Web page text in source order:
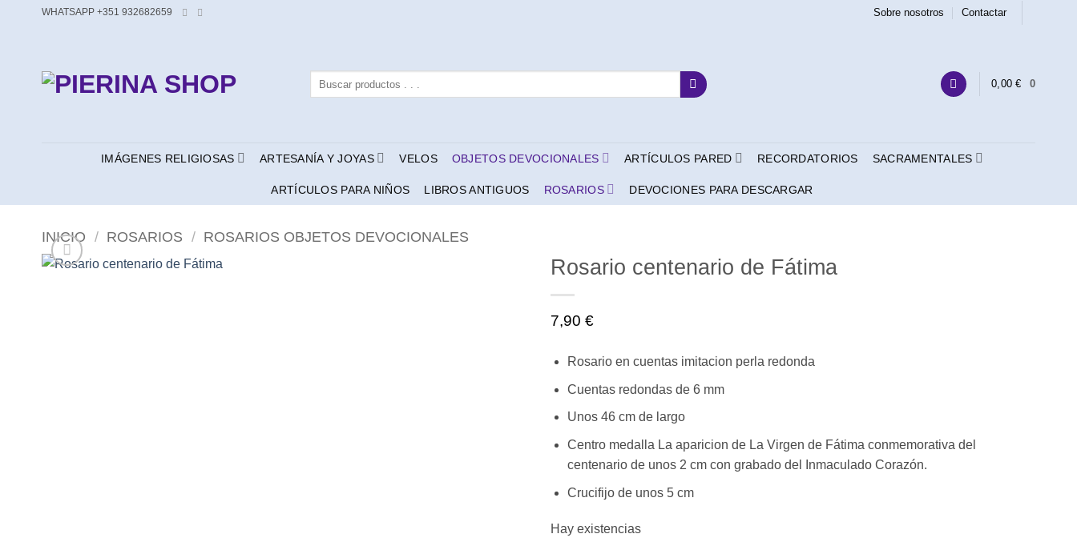
WHATSAPP +351 932682659 Sobre nosotros Contactar
0,00€ 0
IMÁGENES RELIGIOSAS ARTESANÍA Y JOYAS VELOS OBJETOS DEVOCIONALES ARTÍCULOS PARED RECORDATORIOS SACRAMENTALES
ARTÍCULOS PARA NIÑOS LIBROS ANTIGUOS ROSARIOS DEVOCIONES PARA DESCARGAR
INICIO / ROSARIOS / ROSARIOS OBJETOS DEVOCIONALES
Rosario centenario de Fátima
7,90 €
Rosario en cuentas imitacion perla redonda
Cuentas redondas de 6 mm
Unos 46 cm de largo
Centro medalla La aparicion de La Virgen de Fátima conmemorativa del
centenario de unos 2 cm con grabado del Inmaculado Corazón.
Crucifijo de unos 5 cm
Hay existencias